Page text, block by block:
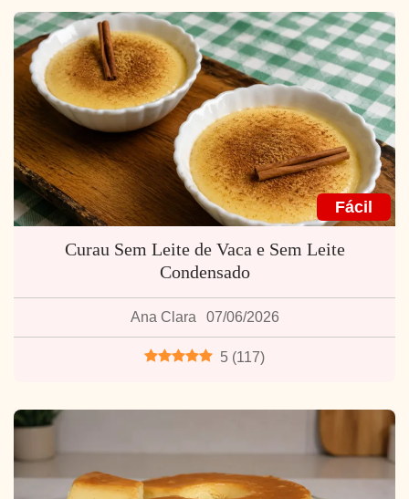
Fácil
Curau Sem Leite de Vaca e Sem Leite
Condensado
Ana Clara 07/06/2026
5 (117)